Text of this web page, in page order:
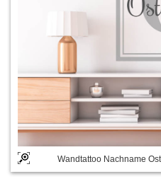
Wandtattoo Nachname